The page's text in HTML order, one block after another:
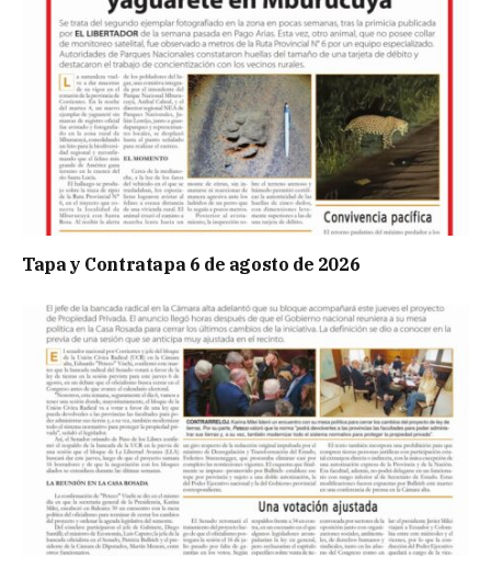
Tapa y Contratapa 6 de agosto de 2026